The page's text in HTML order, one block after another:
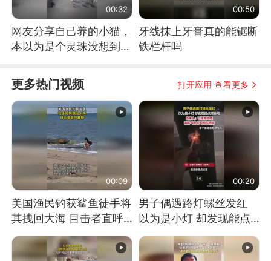
00:32
网友分享自己养的小猫，
本以为是个灵珠没想到是
00:50
牙线抹上牙膏真的能锯断
铁栏杆吗
更多热门视频 打开应用 查看更多
00:09
美国渔民钓获鲨鱼徒手将
其拽回大海 目击者直呼
震惊 （视频来源：参考
消息）
00:20
男子偶遇路灯螺丝发红
以为是小灯 却发现能点
燃香烟 当事人：已报警
处理